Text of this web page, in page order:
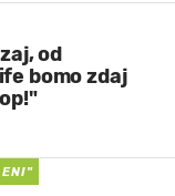
od
bomo zdaj